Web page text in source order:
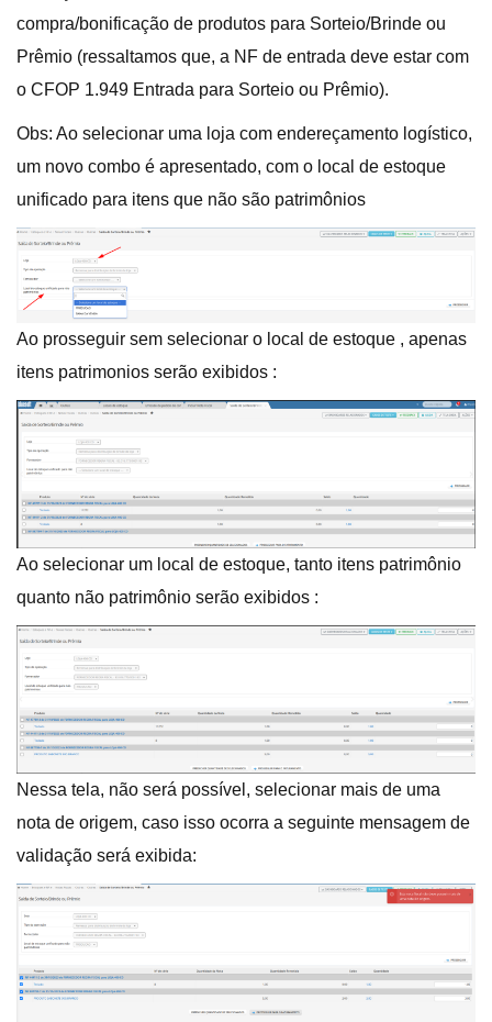
compra/bonificação de produtos para Sorteio/Brinde ou
Prêmio (ressaltamos que, a NF de entrada deve estar com
o CFOP 1.949 Entrada para Sorteio ou Prêmio).
Obs: Ao selecionar uma loja com endereçamento logístico,
um novo combo é apresentado, com o local de estoque
unificado para itens que não são patrimônios
Ao prosseguir sem selecionar o local de estoque , apenas
itens patrimonios serão exibidos :
Ao selecionar um local de estoque, tanto itens patrimônio
quanto não patrimônio serão exibidos :
Nessa tela, não será possível, selecionar mais de uma
nota de origem, caso isso ocorra a seguinte mensagem de
validação será exibida: